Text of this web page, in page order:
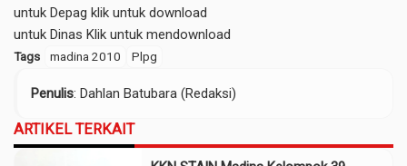
untuk Depag klik untuk download
untuk Dinas Klik untuk mendownload
Tags madina 2010 Plpg
Penulis: Dahlan Batubara (Redaksi)
ARTIKEL TERKAIT